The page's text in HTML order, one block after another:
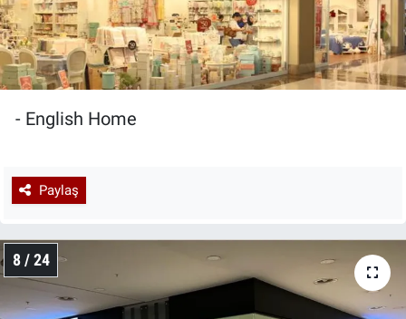
- English Home
Paylaş
8 / 24